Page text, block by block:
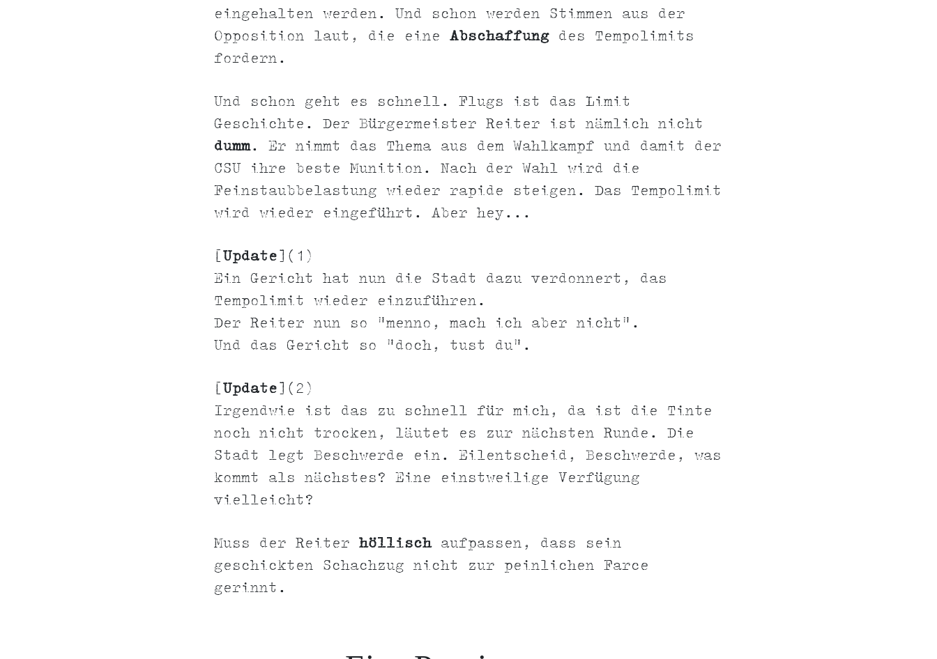
eingehalten werden. Und schon werden Stimmen aus der
Opposition laut, die eine Abschaffung des Tempolimits
fordern.
Und schon geht es schnell. Flugs ist das Limit
Geschichte. Der Bürgermeister Reiter ist nämlich nicht
dumm. Er nimmt das Thema aus dem Wahlkampf und damit der
CSU ihre beste Munition. Nach der Wahl wird die
Feinstaubbelastung wieder rapide steigen. Das Tempolimit
wird wieder eingeführt. Aber hey...
[ Update ](1)
Ein Gericht hat nun die Stadt dazu verdonnert, das
Tempolimit wieder einzuführen.
Der Reiter nun so "menno, mach ich aber nicht".
Und das Gericht so "doch, tust du".
[ Update ](2)
Irgendwie ist das zu schnell für mich, da ist die Tinte
noch nicht trocken, läutet es zur nächsten Runde. Die
Stadt legt Beschwerde ein. Eilentscheid, Beschwerde, was
kommt als nächstes? Eine einstweilige Verfügung
vielleicht?
Muss der Reiter höllischaufpassen, dass sein
geschickten Schachzug nicht zur peinlichen Farce
gerinnt.